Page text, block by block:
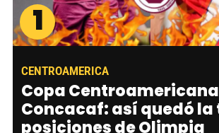
1
CENTROAMERICA
Copa
Concacaf: así quedó la
posiciones de Olimpia